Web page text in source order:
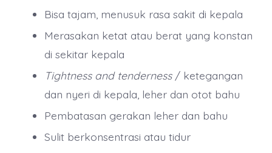
Bisa tajam, menusuk rasa sakit di kepala
Merasakan ketat atau berat yang konstan
di sekitar kepala
Tightness and tenderness/ ketegangan
dan nyeri di kepala, leher dan otot bahu
Pembatasan gerakan leher dan bahu
Sulit berkonsentrasi atau tidur